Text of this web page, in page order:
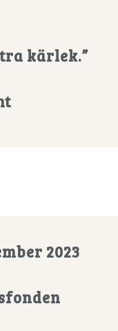
kärlek.”
2023